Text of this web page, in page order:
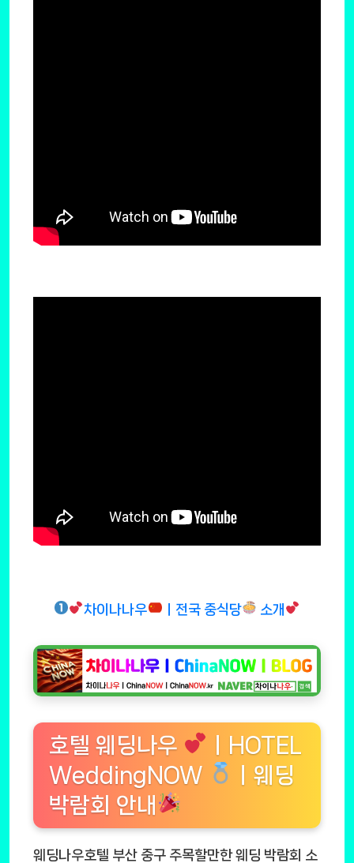
차이나나우 ㅣ전국 중식당 소개
호텔 웨딩나우
ㅣHOTEL
WeddingNOW
ㅣ웨딩
박람회 안내
웨딩나우호텔 부산 중구 주목할만한 웨딩 박람회 소